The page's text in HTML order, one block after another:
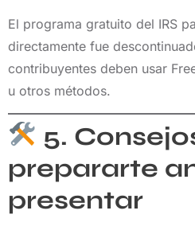
El programa gratuito del IRS
directamente fue
contribuyentes deben usar
u otros métodos.
5.
prepararte
presentar